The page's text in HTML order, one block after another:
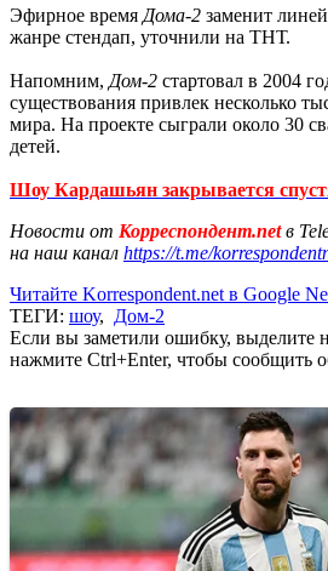
Эфирное время Дома-2 заменит
жанре стендап, уточнили на ТНТ.
Напомним, Дом-2 стартовал в 2004
существования привлек несколько
мира. На проекте сыграли около 30
детей.
Шоу Кардашьян закрывается
Новости от Корреспондент.netв
на наш канал https://t.me/
Читайте Korrespondent.net в Google
ТЕГИ: шоу, Дом-2
Если вы заметили ошибку, выделите
нажмите Ctrl+Enter, чтобы сообщить